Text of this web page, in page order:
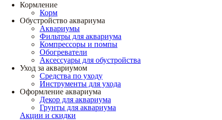
Кормление
Корм
Обустройство аквариума
Аквариумы
Фильтры для аквариума
Компрессоры и помпы
Обогреватели
Аксессуары для обустройства
Уход за аквариумом
Средства по уходу
Инструменты для ухода
Оформление аквариума
Декор для аквариума
Грунты для аквариума
Акции и скидки